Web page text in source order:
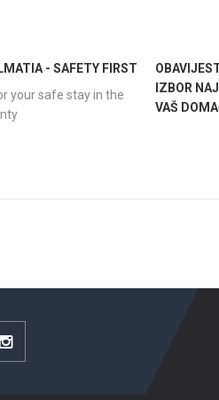
- SAFETY FIRST
your safe stay in the
IZBOR
VAŠ
Instagram